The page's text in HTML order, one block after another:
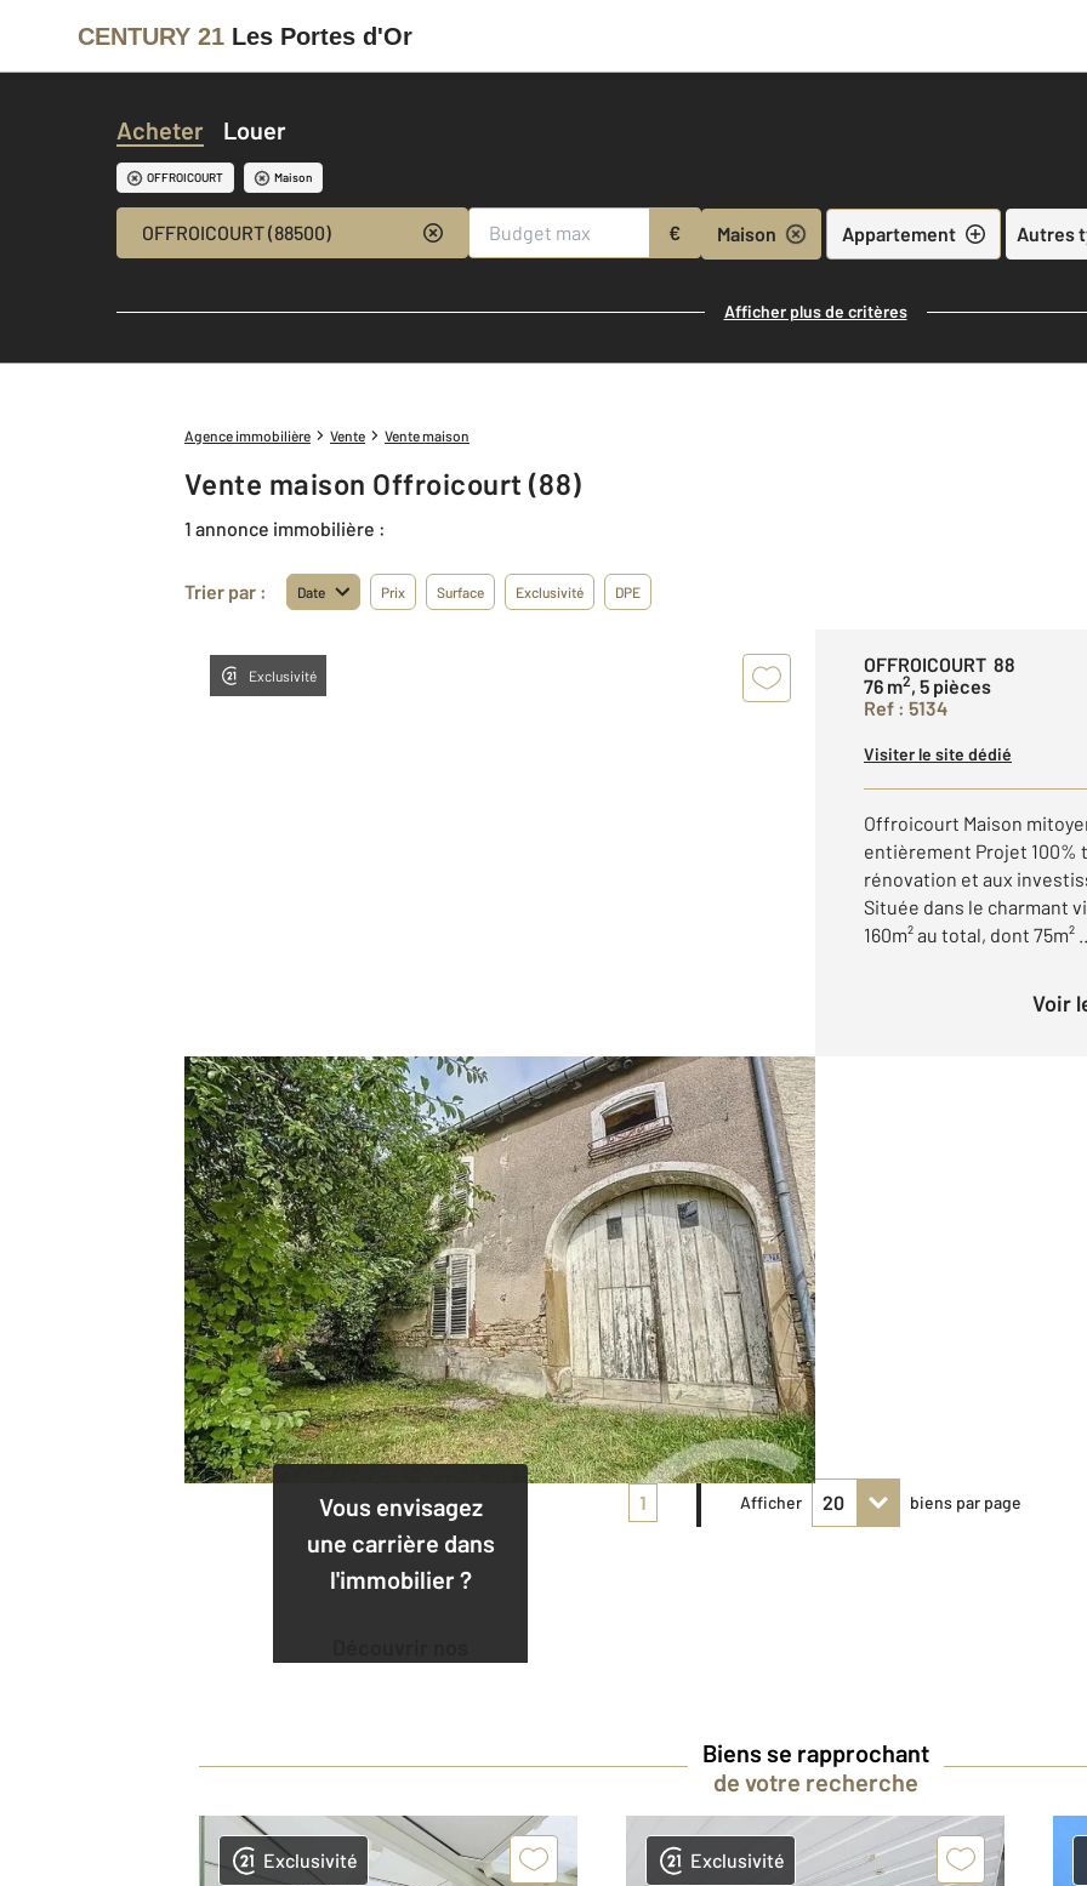
CENTURY 21 Les Portes d'Or
Acheter Louer
OFFROICOURT Maison
OFFROICOURT (88500) € Maison Appartement Autres
Afficher plus de critères
Agence immobilière Vente Vente maison
Vente maison Offroicourt (88)
1 annonce immobilière :
Trier par : Date Prix Surface Exclusivité DPE
Exclusivité
OFFROICOURT 88
76 m2, 5 pièces
Ref : 5134
Visiter le site dédié
Offroicourt Maison
entièrement Projet 100%
rénovation et aux
Située dans le charmant
160m² au total, dont 75m²
Voir
Vous envisagez
une carrière dans
l'immobilier ?
1 Afficher biens par page
Biens se rapprochant
de votre recherche
Exclusivité Exclusivité